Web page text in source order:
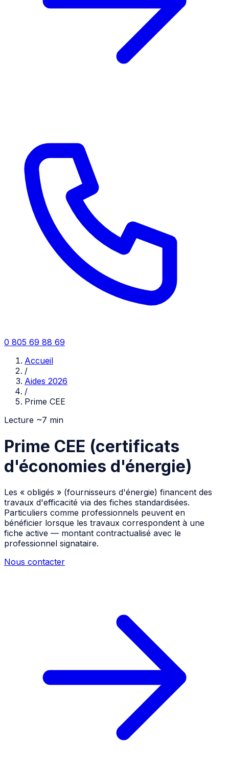
0 805 69 88 69
Accueil
/
Aides 2026
/
Prime CEE
Lecture ~7 min
Prime CEE (certificats
d'économies d'énergie)
Les « obligés » (fournisseurs d'énergie) financent des
travaux d'efficacité via des fiches standardisées.
Particuliers comme professionnels peuvent en
bénéficier lorsque les travaux correspondent à une
fiche active — montant contractualisé avec le
professionnel signataire.
Nous contacter